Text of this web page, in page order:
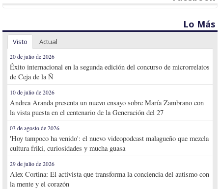
Lo Más
Visto Actual
20 de julio de 2026
Éxito internacional en la segunda edición del concurso de microrrelatos
de Ceja de la Ñ
10 de julio de 2026
Andrea Aranda presenta un nuevo ensayo sobre María Zambrano con
la vista puesta en el centenario de la Generación del 27
03 de agosto de 2026
'Hoy tampoco ha venido': el nuevo videopodcast malagueño que mezcla
cultura friki, curiosidades y mucha guasa
29 de julio de 2026
Alex Cortina: El activista que transforma la conciencia del autismo con
la mente y el corazón